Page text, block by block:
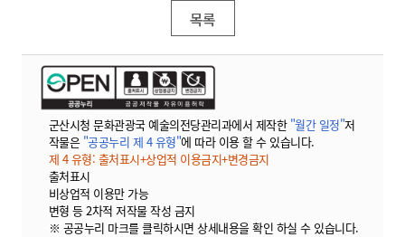
목록
군산시청 문화관광국 예술의전당관리과에서 제작한 "월간 일정"저
작물은 "공공누리 제 4 유형"에 따라 이용 할 수 있습니다.
제 4 유형: 출처표시+상업적 이용금지+변경금지
출처표시
비상업적 이용만 가능
변형 등 2차적 저작물 작성 금지
※ 공공누리 마크를 클릭하시면 상세내용을 확인 하실 수 있습니다.